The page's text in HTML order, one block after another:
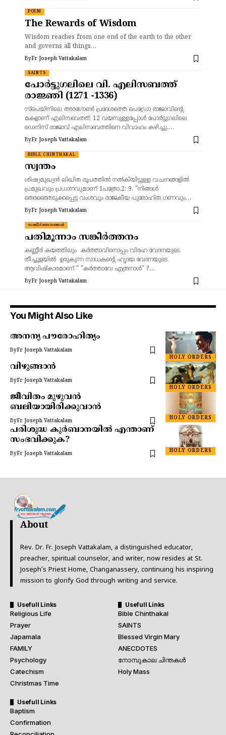
POEM
The Rewards of Wisdom
Wisdom reaches from one end of the earth to the other
and governs all things…
ByFr Joseph Vattakalam
SAINTS
പോർട്ടുഗലിലെ വി. എലിസബത്ത്
രാജ്ഞി (1271 -1336)
സ്പെയിനിലെ അരഗോൺ പ്രദേശത്തെ പെഡ്രോ രാജാവിന്റെ
മകളാണ് എലിസബത്ത്; 12 വയസുള്ളപ്പോൾ പോർട്ടുഗലിലെ
ഡെനിസ് രാജാവ് എലിസബത്തിനെ വിവാഹം കഴിച്ചു.…
ByFr Joseph Vattakalam
BIBLE CHINTHAKAL
സ്വന്തം
ശിഷ്യമുഖ്യൻ ലിഖിത രൂപത്തിൽ നൽകിയിട്ടുള്ള വചനങ്ങളിൽ
പ്രമുഖവും പ്രധാനവുമാണ് 1പത്രോ.2: 9. "നിങ്ങൾ
തെരഞ്ഞെടുക്കപ്പെട്ട വംശവും രാജകീയ പുരോഹിത ഗണവും…
ByFr Joseph Vattakalam
സങ്കീർത്തനങ്ങൾ
പതിമൂന്നാം സങ്കീർത്തനം
കണ്ണീർ കയത്തിലും കർത്താവിനൊപ്പം വിരഹ വേദനയുടെ
തീച്ചൂളയിൽ ഉരുകുന്ന സാധകന്റെ ഹൃദയ വേദനയുടെ
ആവിഷ്കാരമാണ് " "കർത്താവേ എത്രനാൾ" ?…
ByFr Joseph Vattakalam
You Might Also Like
HOLY ORDERS
അനന്യ പൗരോഹിത്യം
ByFr Joseph Vattakalam
HOLY ORDERS
വിഴുങ്ങാൻ
ByFr Joseph Vattakalam
HOLY ORDERS
ജീവിതം മുഴുവൻ
ബലിയായിരിക്കുവാൻ
ByFr Joseph Vattakalam
HOLY ORDERS
പരിശുദ്ധ കുർബാനയിൽ എന്താണ്
സംഭവിക്കുക?
ByFr Joseph Vattakalam
About
Rev. Dr. Fr. Joseph Vattakalam, a distinguished educator,
preacher, spiritual counselor, and writer, now resides at St.
Joseph’s Priest Home, Changanassery, continuing his inspiring
mission to glorify God through writing and service.
Usefull Links
Religious Life
Prayer
Japamala
FAMILY
Psychology
Catechism
Christmas Time
Usefull Links
Bible Chinthakal
SAINTS
Blessed Virgin Mary
ANECDOTES
നോമ്പുകാല ചിന്തകൾ
Holy Mass
Usefull Links
Baptism
Confirmation